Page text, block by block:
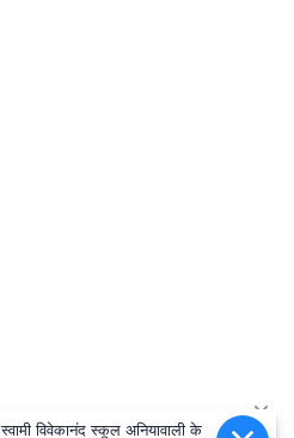
स्वामी विवेकानंद स्कूल अनियावाली के